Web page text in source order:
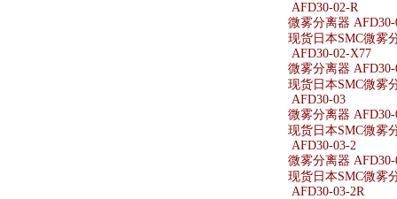
AFD30-02-R
微雾分离器 AFD30-
现货日本SMC微雾
AFD30-02-X77
微雾分离器 AFD30-
现货日本SMC微雾
AFD30-03
微雾分离器 AFD30-
现货日本SMC微雾
AFD30-03-2
微雾分离器 AFD30-
现货日本SMC微雾
AFD30-03-2R